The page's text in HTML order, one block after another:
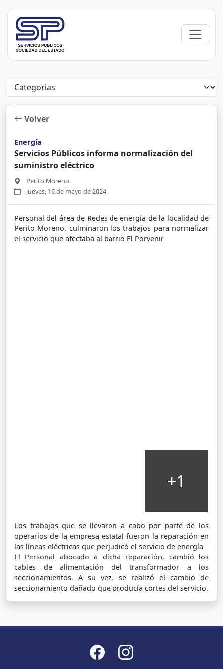
Volver
Energía
Servicios Públicos informa normalización del
suministro eléctrico
Perito Moreno.
jueves, 16 de mayo de 2024.
Personal del área de Redes de energía de la localidad de
Perito Moreno, culminaron los trabajos para normalizar
el servicio que afectaba al barrio El Porvenir
+1
Los trabajos que se llevaron a cabo por parte de los
operarios de la empresa estatal fueron la reparación en
las líneas eléctricas que perjudicó el servicio de energía
El Personal abocado a dicha reparación, cambió los
cables de alimentación del transformador a los
seccionamientos. A su vez, se realizó el cambio de
seccionamiento dañado que producía cortes del servicio.